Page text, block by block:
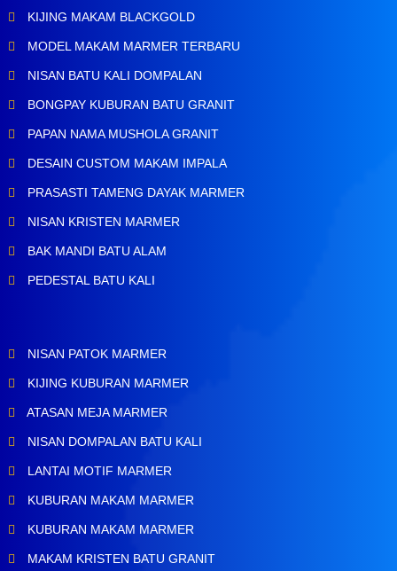
KIJING MAKAM BLACKGOLD
MODEL MAKAM MARMER TERBARU
NISAN BATU KALI DOMPALAN
BONGPAY KUBURAN BATU GRANIT
PAPAN NAMA MUSHOLA GRANIT
DESAIN CUSTOM MAKAM IMPALA
PRASASTI TAMENG DAYAK MARMER
NISAN KRISTEN MARMER
BAK MANDI BATU ALAM
PEDESTAL BATU KALI
NISAN PATOK MARMER
KIJING KUBURAN MARMER
ATASAN MEJA MARMER
NISAN DOMPALAN BATU KALI
LANTAI MOTIF MARMER
KUBURAN MAKAM MARMER
KUBURAN MAKAM MARMER
MAKAM KRISTEN BATU GRANIT